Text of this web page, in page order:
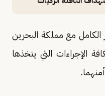
مع مملكة البحرين
الإجراءات التي يتخذها